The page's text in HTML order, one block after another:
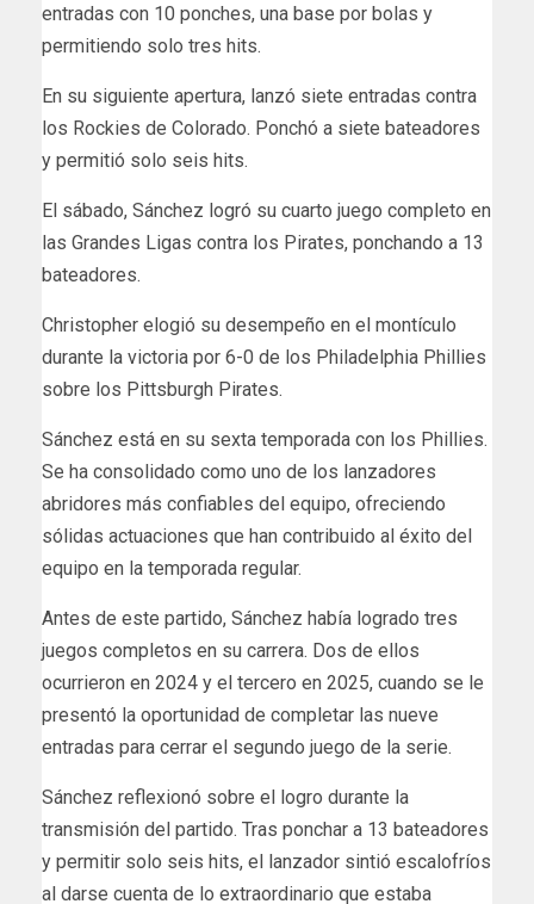
entradas con 10 ponches, una base por bolas y
permitiendo solo tres hits.
En su siguiente apertura, lanzó siete entradas contra
los Rockies de Colorado. Ponchó a siete bateadores
y permitió solo seis hits.
El sábado, Sánchez logró su cuarto juego completo en
las Grandes Ligas contra los Pirates, ponchando a 13
bateadores.
Christopher elogió su desempeño en el montículo
durante la victoria por 6-0 de los Philadelphia Phillies
sobre los Pittsburgh Pirates.
Sánchez está en su sexta temporada con los Phillies.
Se ha consolidado como uno de los lanzadores
abridores más confiables del equipo, ofreciendo
sólidas actuaciones que han contribuido al éxito del
equipo en la temporada regular.
Antes de este partido, Sánchez había logrado tres
juegos completos en su carrera. Dos de ellos
ocurrieron en 2024 y el tercero en 2025, cuando se le
presentó la oportunidad de completar las nueve
entradas para cerrar el segundo juego de la serie.
Sánchez reflexionó sobre el logro durante la
transmisión del partido. Tras ponchar a 13 bateadores
y permitir solo seis hits, el lanzador sintió escalofríos
al darse cuenta de lo extraordinario que estaba